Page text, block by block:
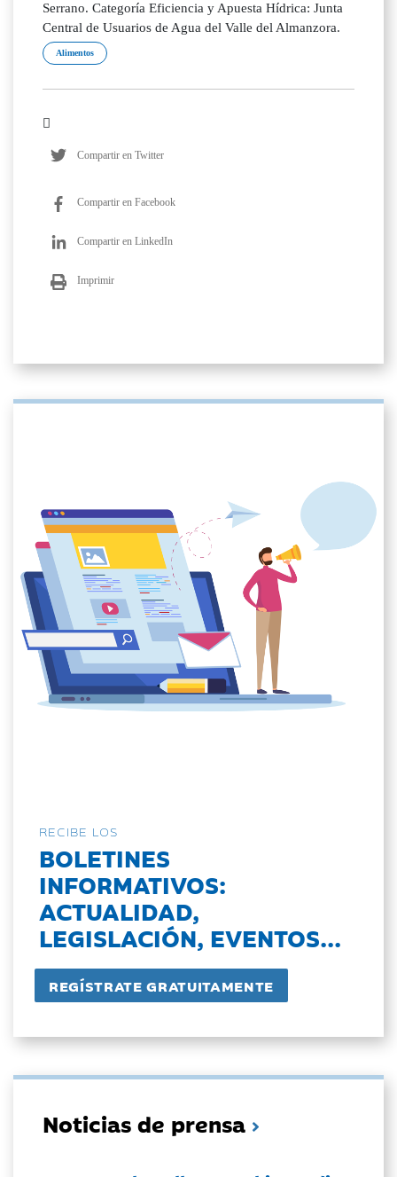
Serrano. Categoría Eficiencia y Apuesta Hídrica: Junta
Central de Usuarios de Agua del Valle del Almanzora.
Alimentos
Compartir en Twitter
Compartir en Facebook
Compartir en LinkedIn
Imprimir
RECIBE LOS
BOLETINES
INFORMATIVOS:
ACTUALIDAD,
LEGISLACIÓN, EVENTOS...
Noticias de prensa